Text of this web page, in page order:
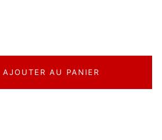
AJOUTER AU PANIER